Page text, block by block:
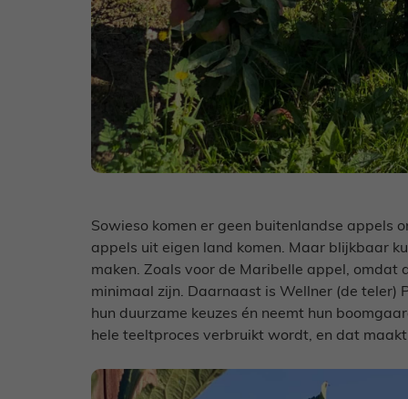
Sowieso komen er geen buitenlandse appels
appels uit eigen land komen. Maar blijkbaar
maken. Zoals voor de Maribelle appel, omdat
minimaal zijn. Daarnaast is Wellner (de teler)
hun duurzame keuzes én neemt hun
hele teeltproces verbruikt wordt, en dat